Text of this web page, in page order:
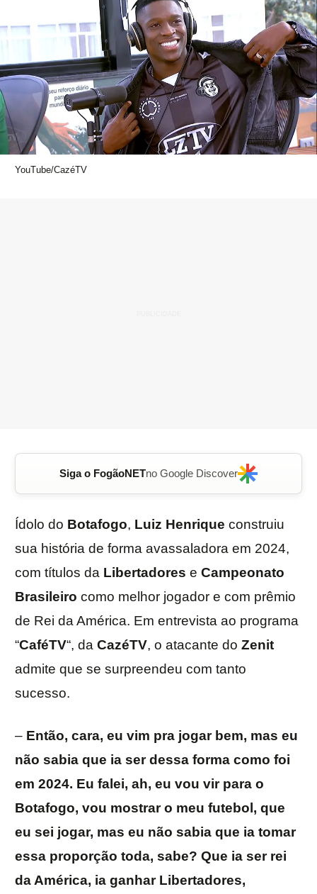
YouTube/CazéTV
Siga o FogãoNETno Google Discover
Ídolo do Botafogo, Luiz Henrique construiu
sua história de forma avassaladora em 2024,
com títulos da Libertadores e Campeonato
Brasileiro como melhor jogador e com prêmio
de Rei da América. Em entrevista ao programa
“CaféTV“, da CazéTV, o atacante do Zenit
admite que se surpreendeu com tanto
sucesso.
– Então, cara, eu vim pra jogar bem, mas eu
não sabia que ia ser dessa forma como foi
em 2024. Eu falei, ah, eu vou vir para o
Botafogo, vou mostrar o meu futebol, que
eu sei jogar, mas eu não sabia que ia tomar
essa proporção toda, sabe? Que ia ser rei
da América, ia ganhar Libertadores,